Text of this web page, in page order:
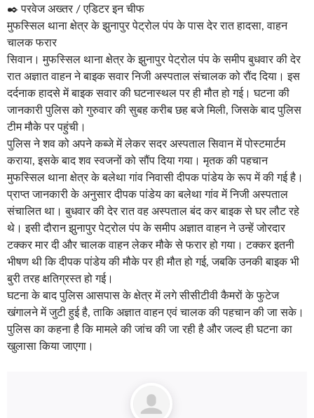
✒️ परवेज अख्तर / एडिटर इन चीफ
मुफस्सिल थाना क्षेत्र के झुनापुर पेट्रोल पंप के पास देर रात हादसा, वाहन
चालक फरार
सिवान। मुफस्सिल थाना क्षेत्र के झुनापुर पेट्रोल पंप के समीप बुधवार की देर
रात अज्ञात वाहन ने बाइक सवार निजी अस्पताल संचालक को रौंद दिया। इस
दर्दनाक हादसे में बाइक सवार की घटनास्थल पर ही मौत हो गई। घटना की
जानकारी पुलिस को गुरुवार की सुबह करीब छह बजे मिली, जिसके बाद पुलिस
टीम मौके पर पहुंची।
पुलिस ने शव को अपने कब्जे में लेकर सदर अस्पताल सिवान में पोस्टमार्टम
कराया, इसके बाद शव स्वजनों को सौंप दिया गया। मृतक की पहचान
मुफस्सिल थाना क्षेत्र के बलेथा गांव निवासी दीपक पांडेय के रूप में की गई है।
प्राप्त जानकारी के अनुसार दीपक पांडेय का बलेथा गांव में निजी अस्पताल
संचालित था। बुधवार की देर रात वह अस्पताल बंद कर बाइक से घर लौट रहे
थे। इसी दौरान झुनापुर पेट्रोल पंप के समीप अज्ञात वाहन ने उन्हें जोरदार
टक्कर मार दी और चालक वाहन लेकर मौके से फरार हो गया। टक्कर इतनी
भीषण थी कि दीपक पांडेय की मौके पर ही मौत हो गई, जबकि उनकी बाइक भी
बुरी तरह क्षतिग्रस्त हो गई।
घटना के बाद पुलिस आसपास के क्षेत्र में लगे सीसीटीवी कैमरों के फुटेज
खंगालने में जुटी हुई है, ताकि अज्ञात वाहन एवं चालक की पहचान की जा सके।
पुलिस का कहना है कि मामले की जांच की जा रही है और जल्द ही घटना का
खुलासा किया जाएगा।